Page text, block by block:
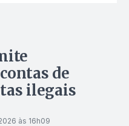
de
ilegais
às 16h09